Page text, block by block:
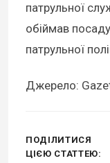
патрульної
обіймав
патрульної
Джерело:
ПОДІЛИТИСЯ
ЦІЄЮ СТАТТЕЮ: